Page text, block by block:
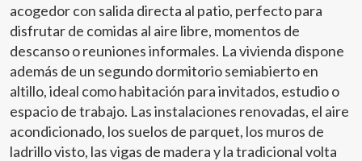
acogedor con salida directa al patio, perfecto para
disfrutar de comidas al aire libre, momentos de
descanso o reuniones informales. La vivienda dispone
además de un segundo dormitorio semiabierto en
altillo, ideal como habitación para invitados, estudio o
espacio de trabajo. Las instalaciones renovadas, el aire
acondicionado, los suelos de parquet, los muros de
ladrillo visto, las vigas de madera y la tradicional volta